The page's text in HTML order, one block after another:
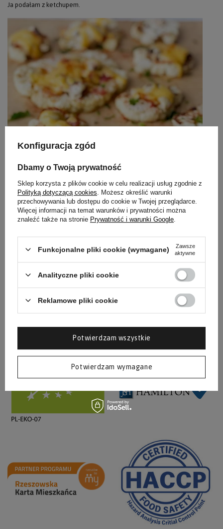
Ja podałam z ketchupem.
Pokaż więcej wpisów z Styczeń 2023
Konfiguracja zgód
Dbamy o Twoją prywatność
Sklep korzysta z plików cookie w celu realizacji usług zgodnie z
Polityką dotyczącą cookies . Możesz określić warunki
przechowywania lub dostępu do cookie w Twojej przeglądarce.
Więcej informacji na temat warunków i prywatności można
znaleźć także na stronie Prywatność i warunki Google
Funkcjonalne pliki cookie (wymagane)
Zawsze
aktywne
Analityczne pliki cookie
Reklamowe pliki cookie
Potwierdzam wymagane
Potwierdzam wszystkie